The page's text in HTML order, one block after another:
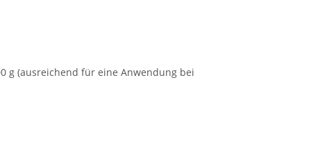
g (ausreichend für eine Anwendung bei